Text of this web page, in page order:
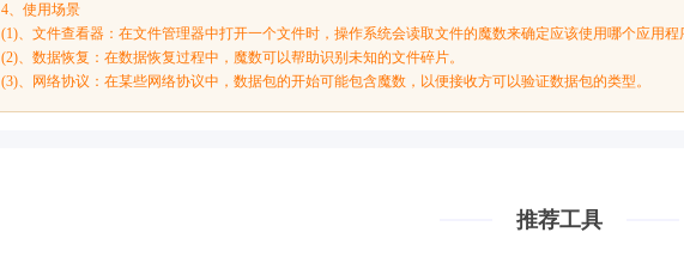
4、使用场景
(1)、文件查看器：在文件管理器中打开一个文件时，操作系统会读取文件的魔数来确定应该使用哪个应用程
(2)、数据恢复：在数据恢复过程中，魔数可以帮助识别未知的文件碎片。
(3)、网络协议：在某些网络协议中，数据包的开始可能包含魔数，以便接收方可以验证数据包的类型。
推荐工具